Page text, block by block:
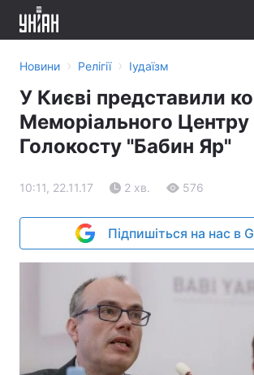
Новини › Релігії › Іудаїзм
У Києві представили
Меморіального Центру
Голокосту "Бабин Яр"
10:11, 22.11.17 2 хв. 576
Підпишіться на нас в